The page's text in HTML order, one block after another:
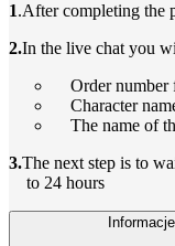
1.After completing the
2.In the live chat you
Order number
Character
The name of
3.The next step is to
to 24 hours